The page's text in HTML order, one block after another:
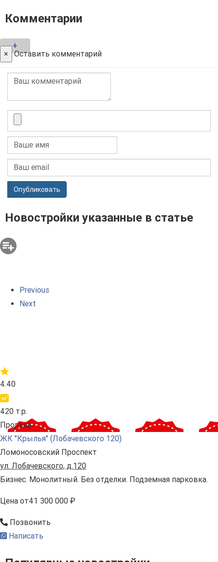
Комментарии
+
× Оставить комментарий
Опубликовать
Новостройки указанные в статье
Previous
Next
4.40
420 т.р.
Продана
ЖК "Крылья" (Лобачевского 120)
Ломоносовский Проспект
ул. Лобачевского, д.120
Бизнес. Монолитный. Без отделки. Подземная парковка.
Цена от41 300 000 ₽
Позвонить
Написать